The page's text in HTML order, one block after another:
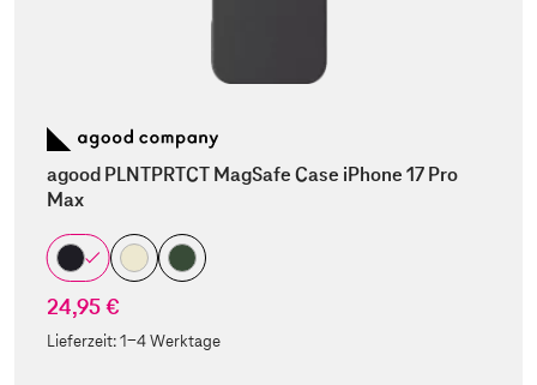
agood PLNTPRTCT MagSafe Case iPhone 17 Pro
Max
24,95 €
Lieferzeit:1-4 Werktage